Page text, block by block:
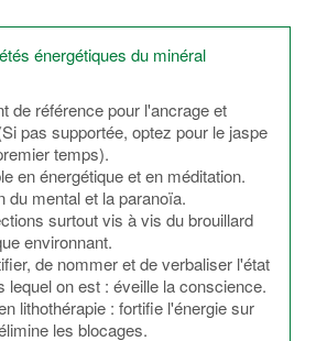
énergétiques du minéral
de référence pour l'ancrage et
pas supportée, optez pour le jaspe
temps).
en énergétique et en méditation.
du mental et la paranoïa.
surtout vis à vis du brouillard
environnant.
de nommer et de verbaliser l'état
lequel on est : éveille la conscience.
lithothérapie : fortifie l'énergie sur
les blocages.